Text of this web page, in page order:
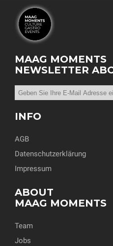
MAAG MOMENTS
NEWSLETTER
INFO
AGB
Datenschutzerklärung
Impressum
ABOUT
MAAG MOMENTS
Team
Jobs